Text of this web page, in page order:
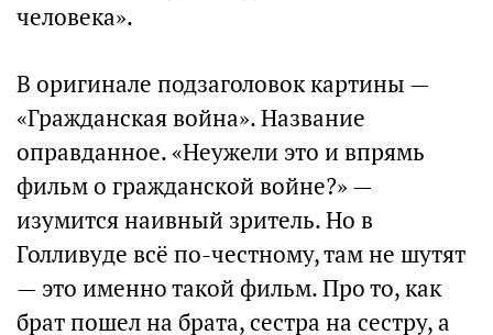
человека».
В оригинале подзаголовок картины —
«Гражданская война». Название
оправданное. «Неужели это и впрямь
фильм о гражданской войне?» —
изумится наивный зритель. Но в
Голливуде всё по-честному, там не шутят
— это именно такой фильм. Про то, как
брат пошел на брата, сестра на сестру, а